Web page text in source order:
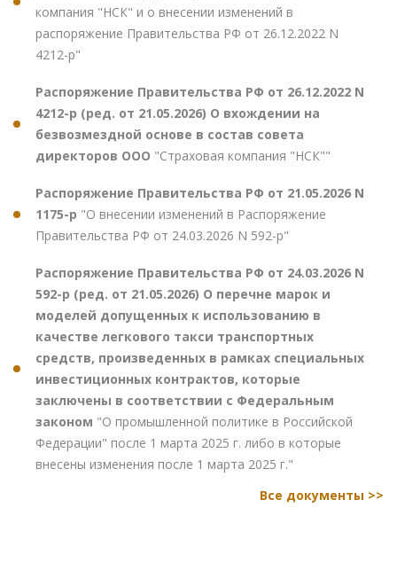
компания "НСК" и о внесении изменений в
распоряжение Правительства РФ от 26.12.2022 N
4212-р"
Распоряжение Правительства РФ от 26.12.2022 N
4212-р (ред. от 21.05.2026) О вхождении на
безвозмездной основе в состав совета
директоров ООО "Страховая компания "НСК""
Распоряжение Правительства РФ от 21.05.2026 N
1175-р "О внесении изменений в Распоряжение
Правительства РФ от 24.03.2026 N 592-р"
Распоряжение Правительства РФ от 24.03.2026 N
592-р (ред. от 21.05.2026) О перечне марок и
моделей допущенных к использованию в
качестве легкового такси транспортных
средств, произведенных в рамках специальных
инвестиционных контрактов, которые
заключены в соответствии с Федеральным
законом "О промышленной политике в Российской
Федерации" после 1 марта 2025 г. либо в которые
внесены изменения после 1 марта 2025 г."
Все документы >>